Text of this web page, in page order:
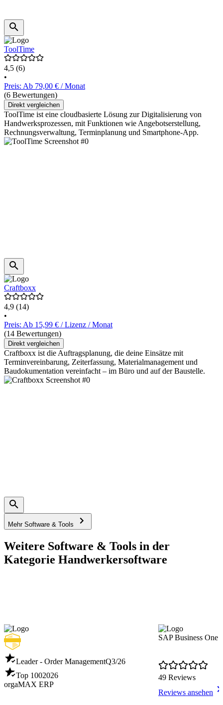
ToolTime
4,5 (6)
•
Preis: Ab 79,00 € / Monat
(6 Bewertungen)
Direkt vergleichen
ToolTime ist eine cloudbasierte Lösung zur Digitalisierung von
Handwerksprozessen, mit Funktionen wie Angebotserstellung,
Rechnungsverwaltung, Terminplanung und Smartphone-App.
Craftboxx
4,9 (14)
•
Preis: Ab 15,99 € / Lizenz / Monat
(14 Bewertungen)
Direkt vergleichen
Craftboxx ist die Auftragsplanung, die deine Einsätze mit
Terminvereinbarung, Zeiterfassung, Materialmanagement und
Baudokumentation vereinfacht – im Büro und auf der Baustelle.
Mehr Software & Tools
Weitere Software & Tools in der
Kategorie Handwerkersoftware
Leader - Order ManagementQ3/26
Top 1002026
orgaMAX ERP
SAP Business One
49 Reviews
Reviews ansehen